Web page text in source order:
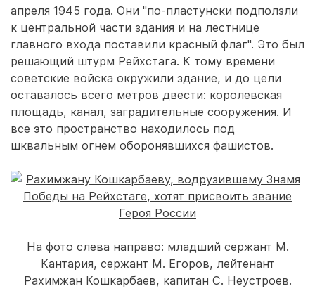
апреля 1945 года. Они "по-пластунски подползли
к центральной части здания и на лестнице
главного входа поставили красный флаг". Это был
решающий штурм Рейхстага. К тому времени
советские войска окружили здание, и до цели
оставалось всего метров двести: королевская
площадь, канал, заградительные сооружения. И
все это пространство находилось под
шквальным огнем оборонявшихся фашистов.
На фото слева направо: младший сержант М.
Кантария, сержант М. Егоров, лейтенант
Рахимжан Кошкарбаев, капитан С. Неустроев.